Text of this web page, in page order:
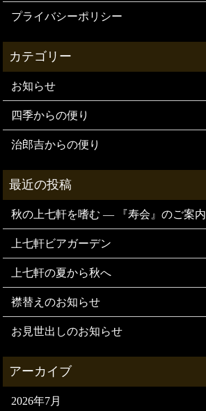
プライバシーポリシー
お知らせ
四季からの便り
治郎吉からの便り
秋の上七軒を嗜む — 『寿会』のご案内
上七軒ビアガーデン
上七軒の夏から秋へ
襟替えのお知らせ
お見世出しのお知らせ
2026年7月